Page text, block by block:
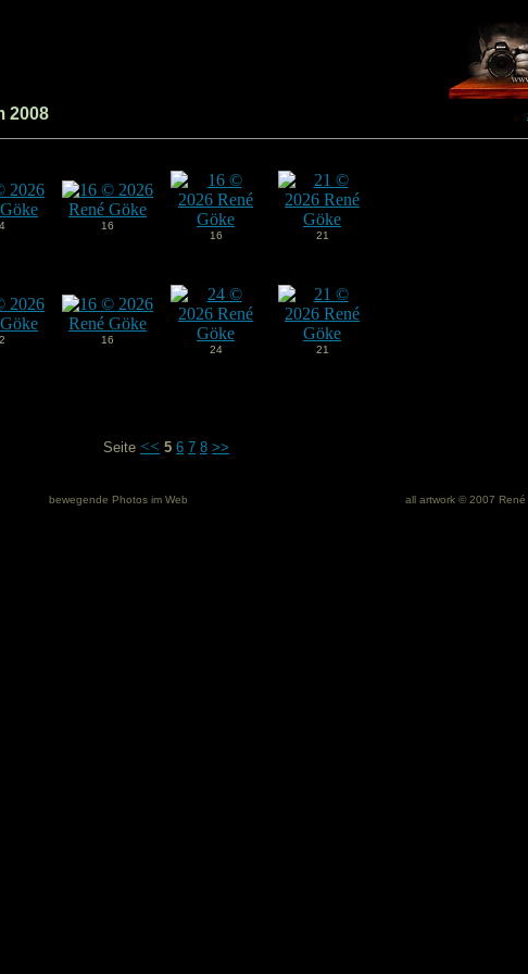
2008
16
16
21
16
24
21
Seite << 5 6 7 8 >>
bewegende Photos im Web all artwork © 2007 René